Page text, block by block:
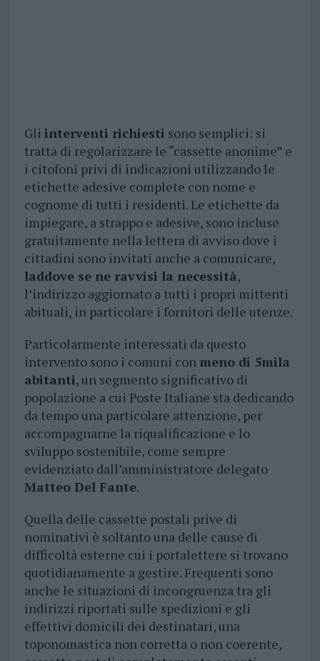
Gli interventi richiesti sono semplici: si
tratta di regolarizzare le “cassette anonime” e
i citofoni privi di indicazioni utilizzando le
etichette adesive complete con nome e
cognome di tutti i residenti. Le etichette da
impiegare, a strappo e adesive, sono incluse
gratuitamente nella lettera di avviso dove i
cittadini sono invitati anche a comunicare,
laddove se ne ravvisi la necessità,
l’indirizzo aggiornato a tutti i propri mittenti
abituali, in particolare i fornitori delle utenze.
Particolarmente interessati da questo
intervento sono i comuni con meno di 5mila
abitanti, un segmento significativo di
popolazione a cui Poste Italiane sta dedicando
da tempo una particolare attenzione, per
accompagnarne la riqualificazione e lo
sviluppo sostenibile, come sempre
evidenziato dall’amministratore delegato
Matteo Del Fante.
Quella delle cassette postali prive di
nominativi è soltanto una delle cause di
difficoltà esterne cui i portalettere si trovano
quotidianamente a gestire. Frequenti sono
anche le situazioni di incongruenza tra gli
indirizzi riportati sulle spedizioni e gli
effettivi domicili dei destinatari, una
toponomastica non corretta o non coerente,